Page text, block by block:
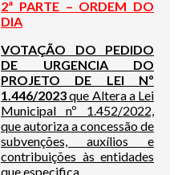
2ª PARTE – ORDEM DO
DIA
VOTAÇÃO DO PEDIDO
DE URGENCIA DO
PROJETO DE LEI Nº
1.446/2023que Altera a Lei
Municipal nº 1.452/2022,
que autoriza a concessão de
subvenções, auxílios e
contribuições às entidades
que especifica.